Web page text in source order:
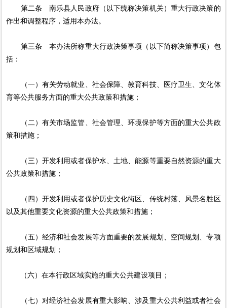
第二条 南乐县人民政府（以下统称决策机关）重大行政决策的
作出和调整程序，适用本办法。
第三条 本办法所称重大行政决策事项（以下简称决策事项）包
括：
（一）有关劳动就业、社会保障、教育科技、医疗卫生、文化体
育等公共服务方面的重大公共政策和措施；
（二）有关市场监管、社会管理、环境保护等方面的重大公共政
策和措施；
（三）开发利用或者保护水、土地、能源等重要自然资源的重大
公共政策和措施；
（四）开发利用或者保护历史文化街区、传统村落、风景名胜区
以及其他重要文化资源的重大公共政策和措施；
（五）经济和社会发展等方面重要的发展规划、空间规划、专项
规划和区域规划；
（六）在本行政区域实施的重大公共建设项目；
（七）对经济社会发展有重大影响、涉及重大公共利益或者社会